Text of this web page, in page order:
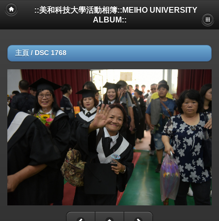
::美和科技大學活動相簿::MEIHO UNIVERSITY
ALBUM::
主頁 / DSC 1768